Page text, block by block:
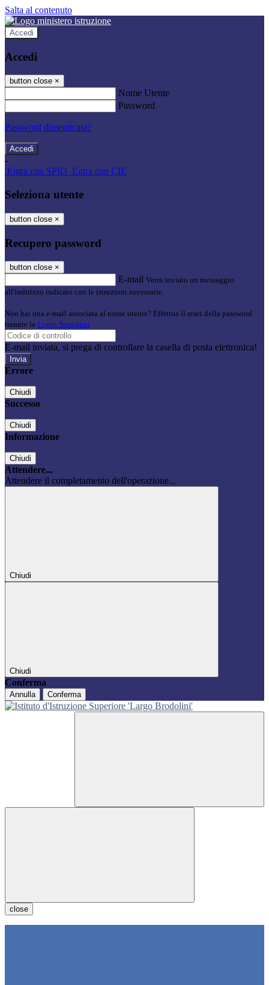
Salta al contenuto
Accedi
Accedi
button close ×
Nome Utente
Password
Password dimenticata?
-
Entra con SPID Entra con CIE
Seleziona utente
button close ×
Recupero password
button close ×
E-mail Verrà inviato un messaggio
all'indirizzo indicato con le istruzioni necessarie.
Non hai una e-mail associata al nome utente? Effettua il reset della password
tramite la Login Spaggiari
E-mail inviata, si prega di controllare la casella di posta elettronica!
Errore
Chiudi
Successo
Chiudi
Informazione
Chiudi
Attendere...
Attendere il completamento dell'operazione...
Chiudi
Chiudi
Conferma
Annulla Conferma
close